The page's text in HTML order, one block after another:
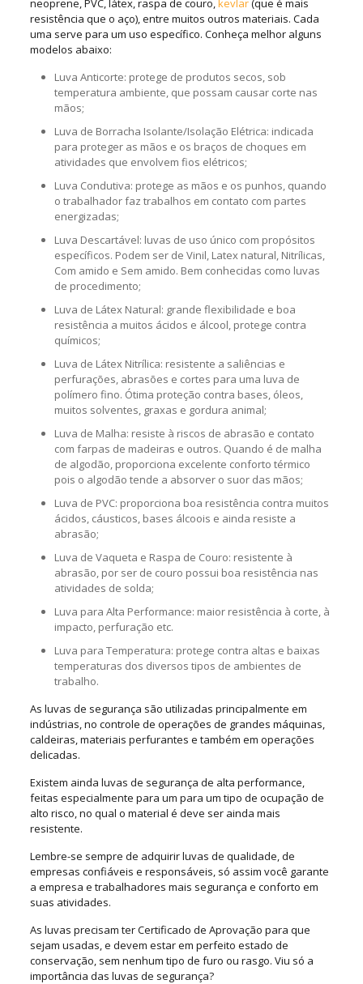
neoprene, PVC, látex, raspa de couro, kevlar(que é mais
resistência que o aço), entre muitos outros materiais. Cada
uma serve para um uso específico. Conheça melhor alguns
modelos abaixo:
Luva Anticorte: protege de produtos secos, sob
temperatura ambiente, que possam causar corte nas
mãos;
Luva de Borracha Isolante/Isolação Elétrica: indicada
para proteger as mãos e os braços de choques em
atividades que envolvem fios elétricos;
Luva Condutiva: protege as mãos e os punhos, quando
o trabalhador faz trabalhos em contato com partes
energizadas;
Luva Descartável: luvas de uso único com propósitos
específicos. Podem ser de Vinil, Latex natural, Nitrílicas,
Com amido e Sem amido. Bem conhecidas como luvas
de procedimento;
Luva de Látex Natural: grande flexibilidade e boa
resistência a muitos ácidos e álcool, protege contra
químicos;
Luva de Látex Nitrílica: resistente a saliências e
perfurações, abrasões e cortes para uma luva de
polímero fino. Ótima proteção contra bases, óleos,
muitos solventes, graxas e gordura animal;
Luva de Malha: resiste à riscos de abrasão e contato
com farpas de madeiras e outros. Quando é de malha
de algodão, proporciona excelente conforto térmico
pois o algodão tende a absorver o suor das mãos;
Luva de PVC: proporciona boa resistência contra muitos
ácidos, cáusticos, bases álcoois e ainda resiste a
abrasão;
Luva de Vaqueta e Raspa de Couro: resistente à
abrasão, por ser de couro possui boa resistência nas
atividades de solda;
Luva para Alta Performance: maior resistência à corte, à
impacto, perfuração etc.
Luva para Temperatura: protege contra altas e baixas
temperaturas dos diversos tipos de ambientes de
trabalho.
As luvas de segurança são utilizadas principalmente em
indústrias, no controle de operações de grandes máquinas,
caldeiras, materiais perfurantes e também em operações
delicadas.
Existem ainda luvas de segurança de alta performance,
feitas especialmente para um para um tipo de ocupação de
alto risco, no qual o material é deve ser ainda mais
resistente.
Lembre-se sempre de adquirir luvas de qualidade, de
empresas confiáveis e responsáveis, só assim você garante
a empresa e trabalhadores mais segurança e conforto em
suas atividades.
As luvas precisam ter Certificado de Aprovação para que
sejam usadas, e devem estar em perfeito estado de
conservação, sem nenhum tipo de furo ou rasgo. Viu só a
importância das luvas de segurança?